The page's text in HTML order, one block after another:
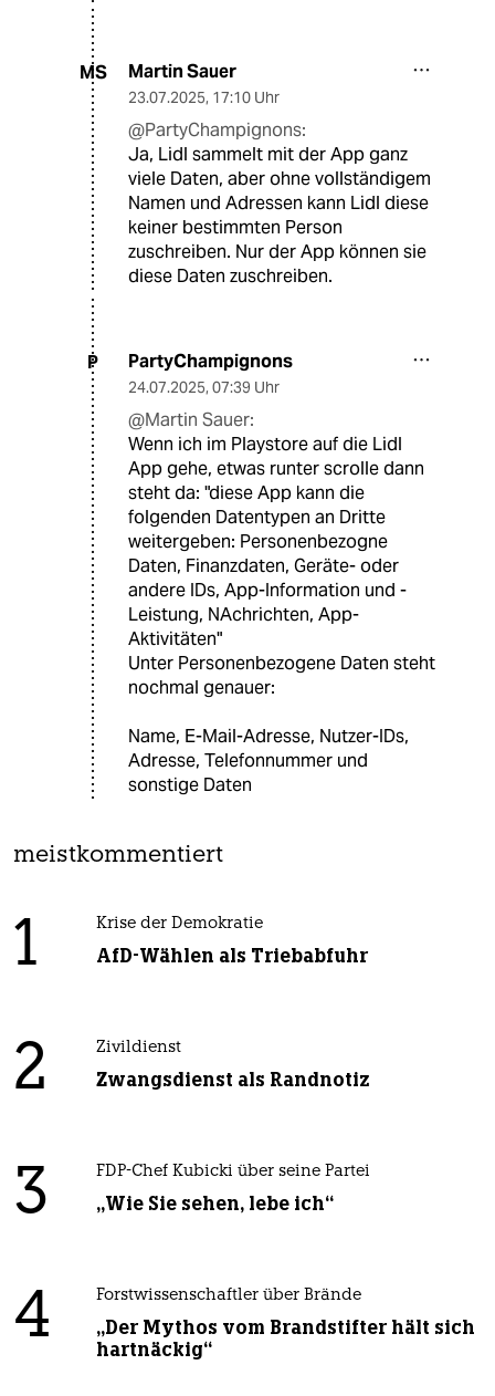
MS Martin Sauer
23.07.2025, 17:10 Uhr
@PartyChampignons:
Ja, Lidl sammelt mit der App ganz
viele Daten, aber ohne vollständigem
Namen und Adressen kann Lidl diese
keiner bestimmten Person
zuschreiben. Nur der App können sie
diese Daten zuschreiben.
P PartyChampignons
24.07.2025, 07:39 Uhr
@Martin Sauer:
Wenn ich im Playstore auf die Lidl
App gehe, etwas runter scrolle dann
steht da: "diese App kann die
folgenden Datentypen an Dritte
weitergeben: Personenbezogne
Daten, Finanzdaten, Geräte- oder
andere IDs, App-Information und -
Leistung, NAchrichten, App-
Aktivitäten"
Unter Personenbezogene Daten steht
nochmal genauer:
Name, E-Mail-Adresse, Nutzer-IDs,
Adresse, Telefonnummer und
sonstige Daten
meistkommentiert
1 Krise der Demokratie
AfD-Wählen als Triebabfuhr
2 Zivildienst
Zwangsdienst als Randnotiz
3 FDP-Chef Kubicki über seine Partei
„Wie Sie sehen, lebe ich“
4 Forstwissenschaftler über Brände
„Der Mythos vom Brandstifter hält sich
hartnäckig“